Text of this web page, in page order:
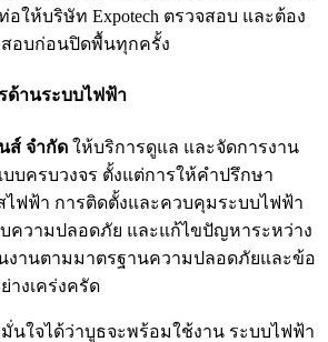
ให้บริษัท Expotech ตรวจสอบ และต้อง
สอบก่อนปิดพื้นทุกครั้ง
ด้านระบบไฟฟ้า
ส์ จำกัด ให้บริการดูแล และจัดการงาน
บครบวงจร ตั้งแต่การให้คำปรึกษา
ไฟฟ้า การติดตั้งและควบคุมระบบไฟฟ้า
ความปลอดภัย และแก้ไขปัญหาระหว่าง
งานตามมาตรฐานความปลอดภัยและข้อ
างเคร่งครัด
นใจได้ว่าบูธจะพร้อมใช้งาน ระบบไฟฟ้า